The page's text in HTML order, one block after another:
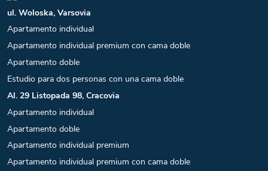
ul. Woloska, Varsovia
Apartamento individual
Apartamento individual premium con cama doble
Apartamento doble
Estudio para dos personas con una cama doble
Al. 29 Listopada 98, Cracovia
Apartamento individual
Apartamento doble
Apartamento individual premium
Apartamento individual premium con cama doble